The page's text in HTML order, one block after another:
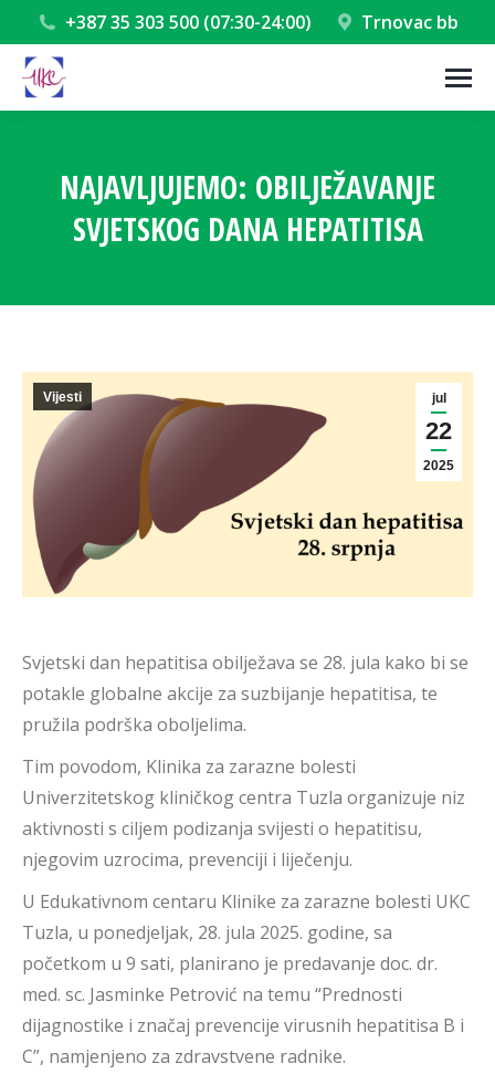
+387 35 303 500 (07:30-24:00) Trnovac bb
NAJAVLJUJEMO: OBILJEŽAVANJE
SVJETSKOG DANA HEPATITISA
jul
22
2025
Vijesti
Svjetski dan hepatitisa obilježava se 28. jula kako bi se
potakle globalne akcije za suzbijanje hepatitisa, te
pružila podrška oboljelima.
Tim povodom, Klinika za zarazne bolesti
Univerzitetskog kliničkog centra Tuzla organizuje niz
aktivnosti s ciljem podizanja svijesti o hepatitisu,
njegovim uzrocima, prevenciji i liječenju.
U Edukativnom centaru Klinike za zarazne bolesti UKC
Tuzla, u ponedjeljak, 28. jula 2025. godine, sa
početkom u 9 sati, planirano je predavanje doc. dr.
med. sc. Jasminke Petrović na temu “Prednosti
dijagnostike i značaj prevencije virusnih hepatitisa B i
C”, namjenjeno za zdravstvene radnike.